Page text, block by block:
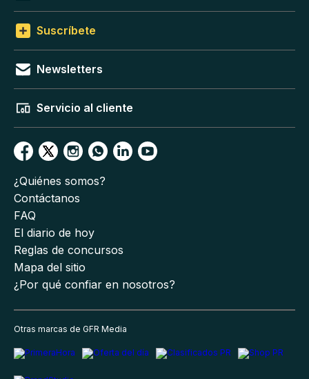
Suscríbete
Newsletters
Servicio al cliente
¿Quiénes somos?
Contáctanos
FAQ
El diario de hoy
Reglas de concursos
Mapa del sitio
¿Por qué confiar en nosotros?
Otras marcas de GFR Media